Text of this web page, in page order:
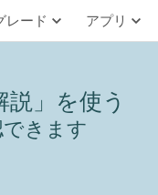
レード アプリ
」を使う
きます